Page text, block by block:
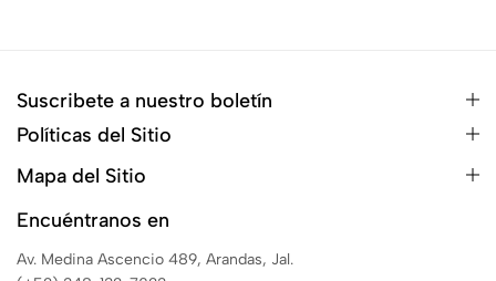
Suscribete a nuestro boletín
Políticas del Sitio
Mapa del Sitio
Encuéntranos en
Av. Medina Ascencio 489, Arandas, Jal.